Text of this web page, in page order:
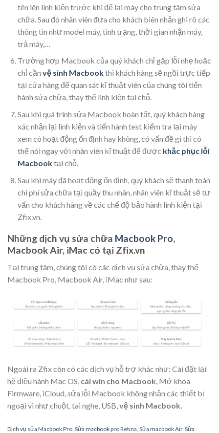
tên lên linh kiện trước khi để lại máy cho trung tâm sửa
chữa. Sau đó nhân viên đưa cho khách biên nhận ghi rõ các
thông tin như model máy, tình trạng, thời gian nhận máy,
trả máy,…
Trường hợp Macbook của quý khách chỉ gặp lỗi nhẹ hoặc
chỉ cần vệ sinh Macbookthì khách hàng sẽ ngồi trực tiếp
tại cửa hàng để quan sát kĩ thuật viên của chúng tôi tiến
hành sửa chữa, thay thế linh kiện tại chỗ.
Sau khi quá trình sửa Macbook hoàn tất, quý khách hàng
xác nhận lại linh kiện và tiến hành test kiểm tra lại máy
xem có hoạt động ổn định hay không, có vấn đề gì thì có
thể nói ngay với nhân viên kĩ thuật để được khắc phục lỗi
Macbooktại chỗ.
Sau khi máy đã hoạt động ổn định, quý khách sẽ thanh toán
chi phí sửa chữa tại quầy thu nhân, nhân viên kĩ thuật sẽ tư
vấn cho khách hàng về các chế độ bảo hành linh kiện tại
Zfix.vn.
Những dịch vụ sửa chữa Macbook Pro,
Macbook Air, iMac có tại Zfix.vn
Tại trung tâm, chúng tôi có các dịch vụ sửa chữa, thay thế
Macbook Pro, Macbook Air, iMac như sau:
Ngoài ra Zfix còn có các dịch vụ hỗ trợ khác như: Cài đặt lại
hệ điều hành Mac OS, cài win cho Macbook, Mở khóa
Firmware, iCloud, sửa lỗi Macbook không nhận các thiết bị
ngoại vi như chuột, tai nghe, USB,vệ sinh Macbook.
Dịch vụ sửa Macbook Pro Sửa macbook pro Retina Sửa macbook Air, Sửa